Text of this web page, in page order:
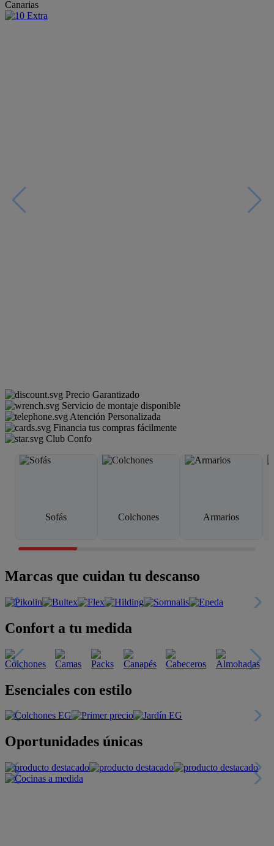
Canarias
Precio Garantizado
Servicio de montaje disponible
Atención Personalizada
Financia tus compras fácilmente
Club Confo
Sofás Colchones Armarios
Marcas que cuidan tu descanso
Confort a tu medida
Esenciales con estilo
Oportunidades únicas